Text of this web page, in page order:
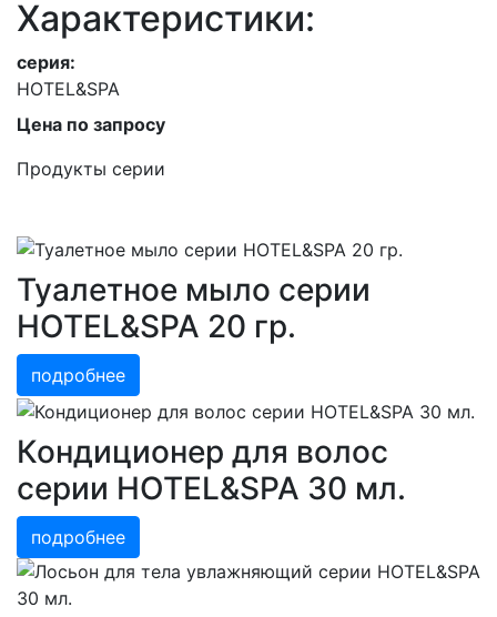
Характеристики:
серия:
HOTEL&SPA
Цена по запросу
Продукты серии
Туалетное мыло серии
HOTEL&SPA 20 гр.
подробнее
Кондиционер для волос
серии HOTEL&SPA 30 мл.
подробнее